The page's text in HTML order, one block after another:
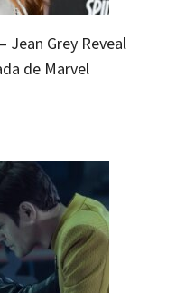
Jean Grey Reveal
de Marvel